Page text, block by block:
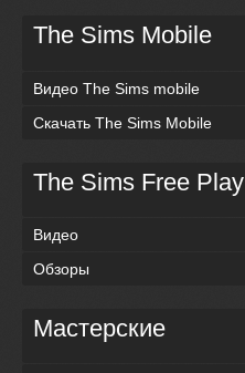
The Sims Mobile
Видео The Sims mobile
Скачать The Sims Mobile
The Sims Free Play
Видео
Обзоры
Мастерские